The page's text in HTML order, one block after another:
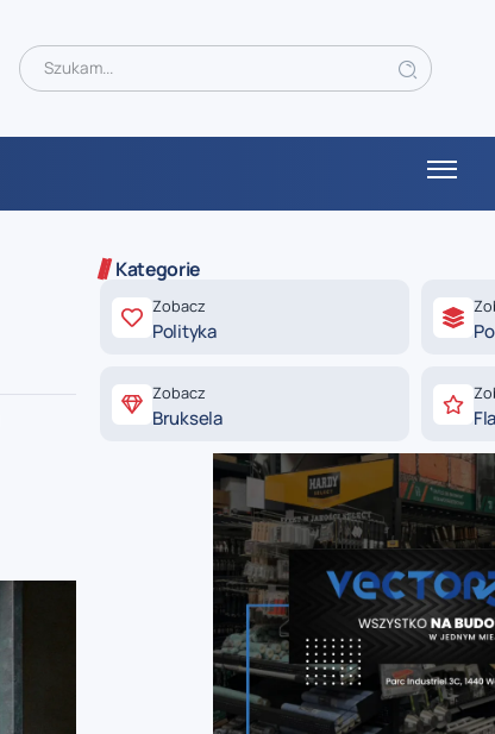
Kategorie
Zobacz
Polityka
Zobacz
Bruksela